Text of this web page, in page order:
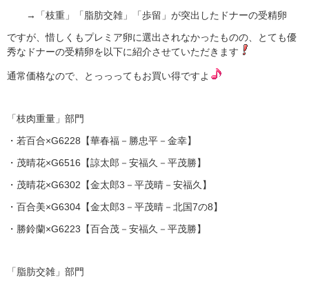
→「枝重」「脂肪交雑」「歩留」が突出したドナーの受精卵
ですが、惜しくもプレミア卵に選出されなかったものの、とても優
秀なドナーの受精卵を以下に紹介させていただきます
通常価格なので、とっっってもお買い得ですよ
「枝肉重量」部門
・若百合×G6228【華春福－勝忠平－金幸】
・茂晴花×G6516【諒太郎－安福久－平茂勝】
・茂晴花×G6302【金太郎3－平茂晴－安福久】
・百合美×G6304【金太郎3－平茂晴－北国7の8】
・勝鈴蘭×G6223【百合茂－安福久－平茂勝】
「脂肪交雑」部門